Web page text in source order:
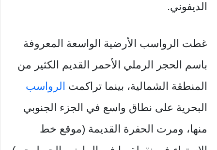
الديفوني.
غطت الرواسب الأرضية الواسعة المعروفة
باسم الحجر الرملي الأحمر القديم الكثير من
المنطقة الشمالية، بينما تراكمت الرواسب
البحرية على نطاق واسع في الجزء الجنوبي
منها، ومرت الحفرة القديمة (موقع خط